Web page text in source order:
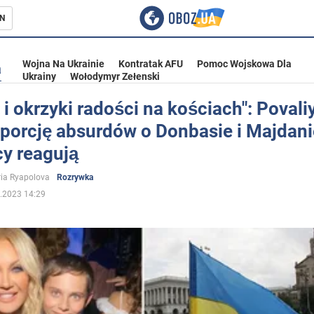
Ukrainie
Wojna Na Ukrainie Kontratak AFU
Pomoc Wojskowa Dla
Ukrainy
Wołodymyr Zełenski
i okrzyki radości na kościach":
absurdów o Donbasie i
reagują
Ryapolova
Rozrywka
14:29